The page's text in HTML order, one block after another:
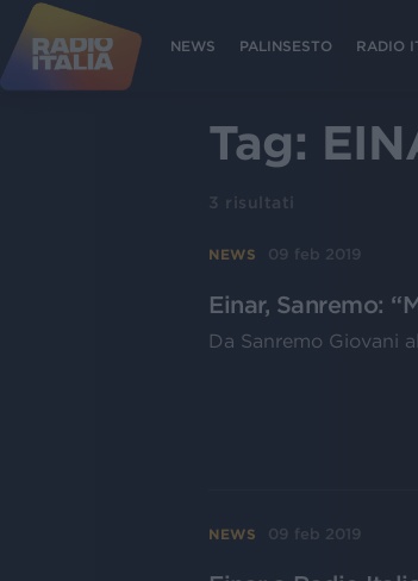
NEWS PALINSESTO RADIO
Tag:
3 risultati
NEWS 09 feb 2019
Einar, Sanremo:
Da Sanremo Giovani
NEWS 09 feb 2019